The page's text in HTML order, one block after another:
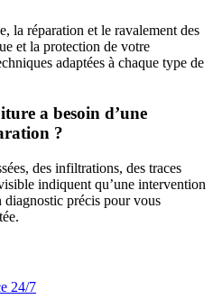
la réparation et le ravalement des
et la protection de votre
adaptées à chaque type de
a besoin d’une
?
des infiltrations, des traces
indiquent qu’une intervention
diagnostic précis pour vous
24/7